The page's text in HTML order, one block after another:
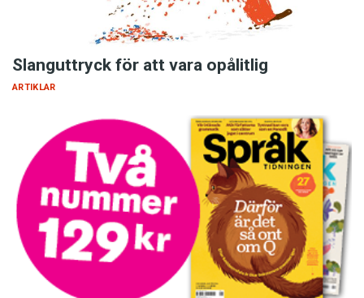
Slanguttryck för att vara opålitlig
ARTIKLAR